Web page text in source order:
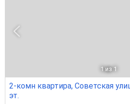
1 из 1
2-комн квартира, Советская
эт.